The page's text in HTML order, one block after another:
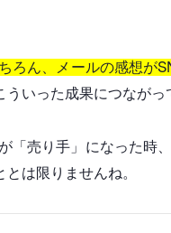
ろん、メールの感想が
いった成果につながっ
売り手」になった時
は限りませんね。